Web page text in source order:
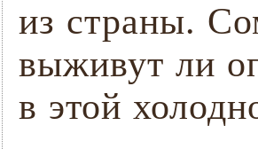
из страны.
выживут ли
в этой